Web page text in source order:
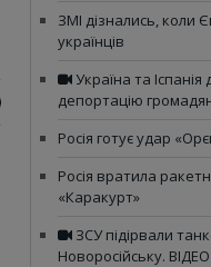
ЗМІ дізнались, коли
українців
Україна та
депортацію
Росія готує удар
Росія вратила
«Каракурт»
ЗСУ підірвали
Новоросійську. ВІДЕО